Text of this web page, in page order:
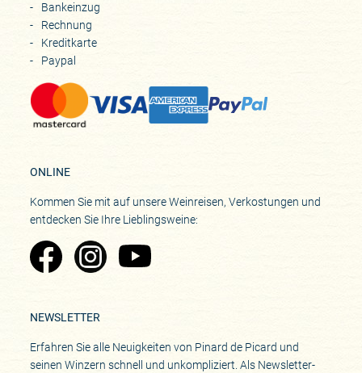
Bankeinzug
Rechnung
Kreditkarte
Paypal
ONLINE
Kommen Sie mit auf unsere Weinreisen, Verkostungen und
entdecken Sie Ihre Lieblingsweine:
Zu Pinard's Facebook-Seite
Zu Pinard's Instagram-Seite
Zu Pinard's YouTube-Seite
NEWSLETTER
Erfahren Sie alle Neuigkeiten von Pinard de Picard und
seinen Winzern schnell und unkompliziert. Als Newsletter-